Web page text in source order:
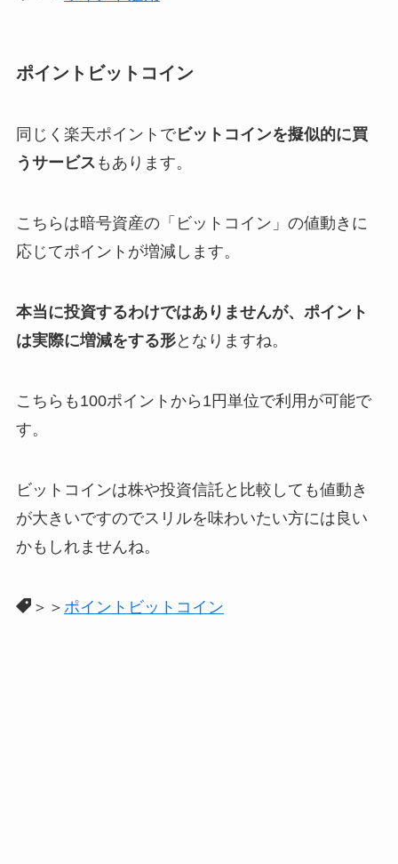
ポイントビットコイン
同じく楽天ポイントでビットコインを擬似的に買
うサービス もあります。
こちらは暗号資産の「ビットコイン」の値動きに
応じてポイントが増減します。
本当に投資するわけではありませんが、ポイント
は実際に増減をする形となりますね。
こちらも100ポイントから1円単位で利用が可能で
す。
ビットコインは株や投資信託と比較しても値動き
が大きいですのでスリルを味わいたい方には良い
かもしれませんね。
＞＞ ポイントビットコイン